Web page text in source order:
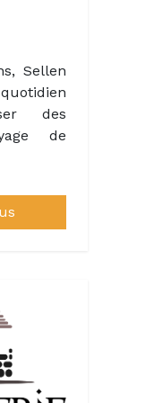
Sellen
des
de
tout
à taille
votre
assurer
de vos
tous